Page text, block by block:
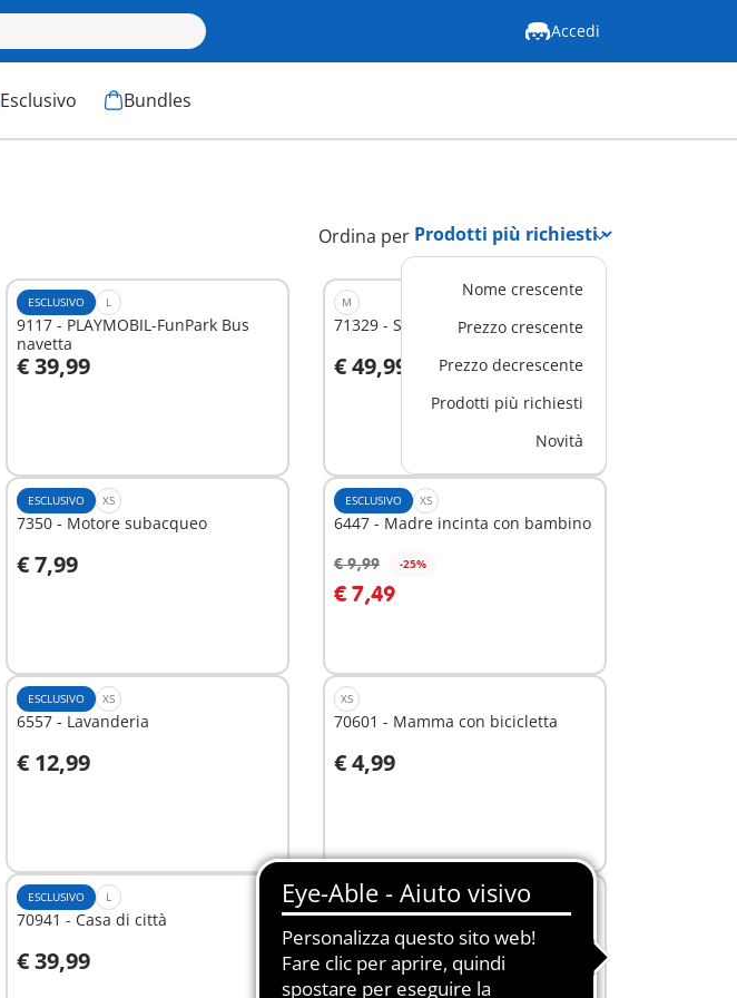
Accedi
Esclusivo Bundles
Ordina per
Nome crescente
Prezzo crescente
Prezzo decrescente
Prodotti più richiesti
Novità
ESCLUSIVO L
9117 - PLAYMOBIL-FunPark Bus
navetta
€ 39,99
Aggiungi al carrello
M
71329 - Scuolabus
€ 49,99
Aggiungi al carrello
ESCLUSIVO XS
7350 - Motore subacqueo
€ 7,99
Aggiungi al carrello
ESCLUSIVO XS
6447 - Madre incinta con bambino
€ 9,99 -25%
€ 7,49
ESCLUSIVO XS
6557 - Lavanderia
€ 12,99
Aggiungi al carrello
XS
70601 - Mamma con bicicletta
€ 4,99
Aggiungi al carrello
ESCLUSIVO L
70941 - Casa di città
€ 39,99
Aggiungi al carrello
ESCLUSIVO M
4318 - Garage
€ 29,99
Aggiungi al carrello